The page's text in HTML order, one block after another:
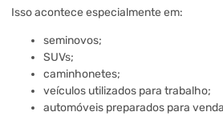
Isso acontece especialmente em:
seminovos;
SUVs;
caminhonetes;
veículos utilizados para trabalho;
automóveis preparados para